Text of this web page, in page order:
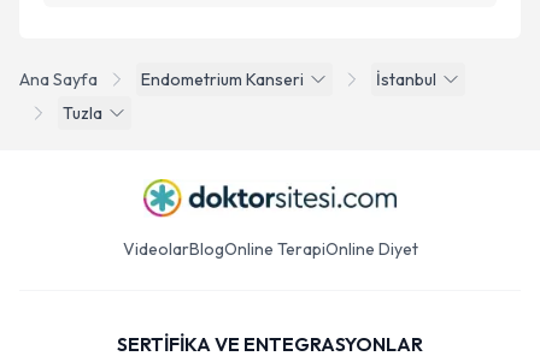
Ana Sayfa Endometrium Kanseri
İstanbul
Tuzla
VideolarBlogOnline TerapiOnline Diyet
SERTİFİKA VE ENTEGRASYONLAR